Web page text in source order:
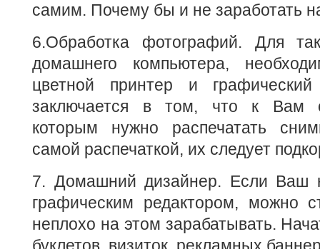
самим. Почему бы и не заработать
6.Обработка фотографий. Для
домашнего компьютера,
цветной принтер и
заключается в том, что к Вам
которым нужно распечатать
самой распечаткой, их следует
7. Домашний дизайнер. Если Ваш
графическим редактором, можно
неплохо на этом зарабатывать.